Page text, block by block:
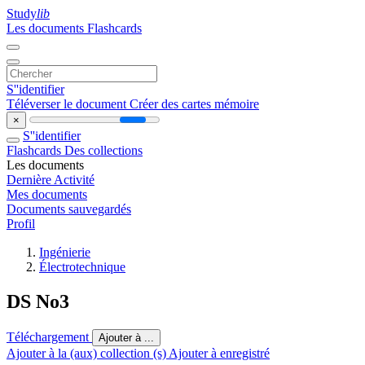
Studylib
Les documents Flashcards
S''identifier
Téléverser le document Créer des cartes mémoire
×
S''identifier
Flashcards Des collections
Les documents
Dernière Activité
Mes documents
Documents sauvegardés
Profil
Ingénierie
Électrotechnique
DS No3
Téléchargement Ajouter à ...
Ajouter à la (aux) collection (s) Ajouter à enregistré